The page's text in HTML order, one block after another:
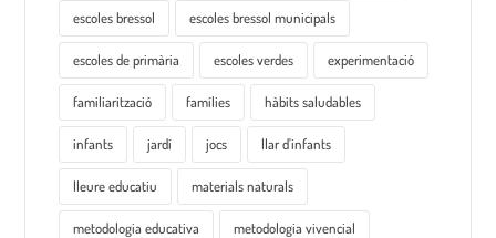
escoles bressol escoles bressol municipals
escoles de primària escoles verdes experimentació
familiarització famílies hàbits saludables
infants jardí jocs llar d'infants
lleure educatiu materials naturals
metodologia educativa metodologia vivencial